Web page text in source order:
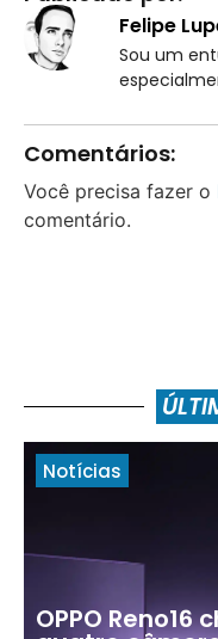
Felipe
Sou um
Comentários:
Você precisa fazer o
comentário.
Notícias
OPPO Reno16